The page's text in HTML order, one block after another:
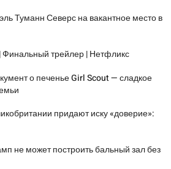
Туманн Северс на вакантное место в
Финальный трейлер | Нетфликс
о печенье Girl Scout — сладкое
придают иску «доверие»:
не может построить бальный зал без